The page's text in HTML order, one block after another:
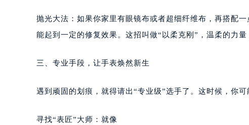
抛光大法：如果你家里有眼镜布或者超细纤维布，再搭配
能起到一定的修复效果。这招叫做“以柔克刚”，温柔的力量
三、专业手段，让手表焕然新生
遇到顽固的划痕，就得请出“专业级”选手了。这时候，你可
寻找“表匠”大师：就像